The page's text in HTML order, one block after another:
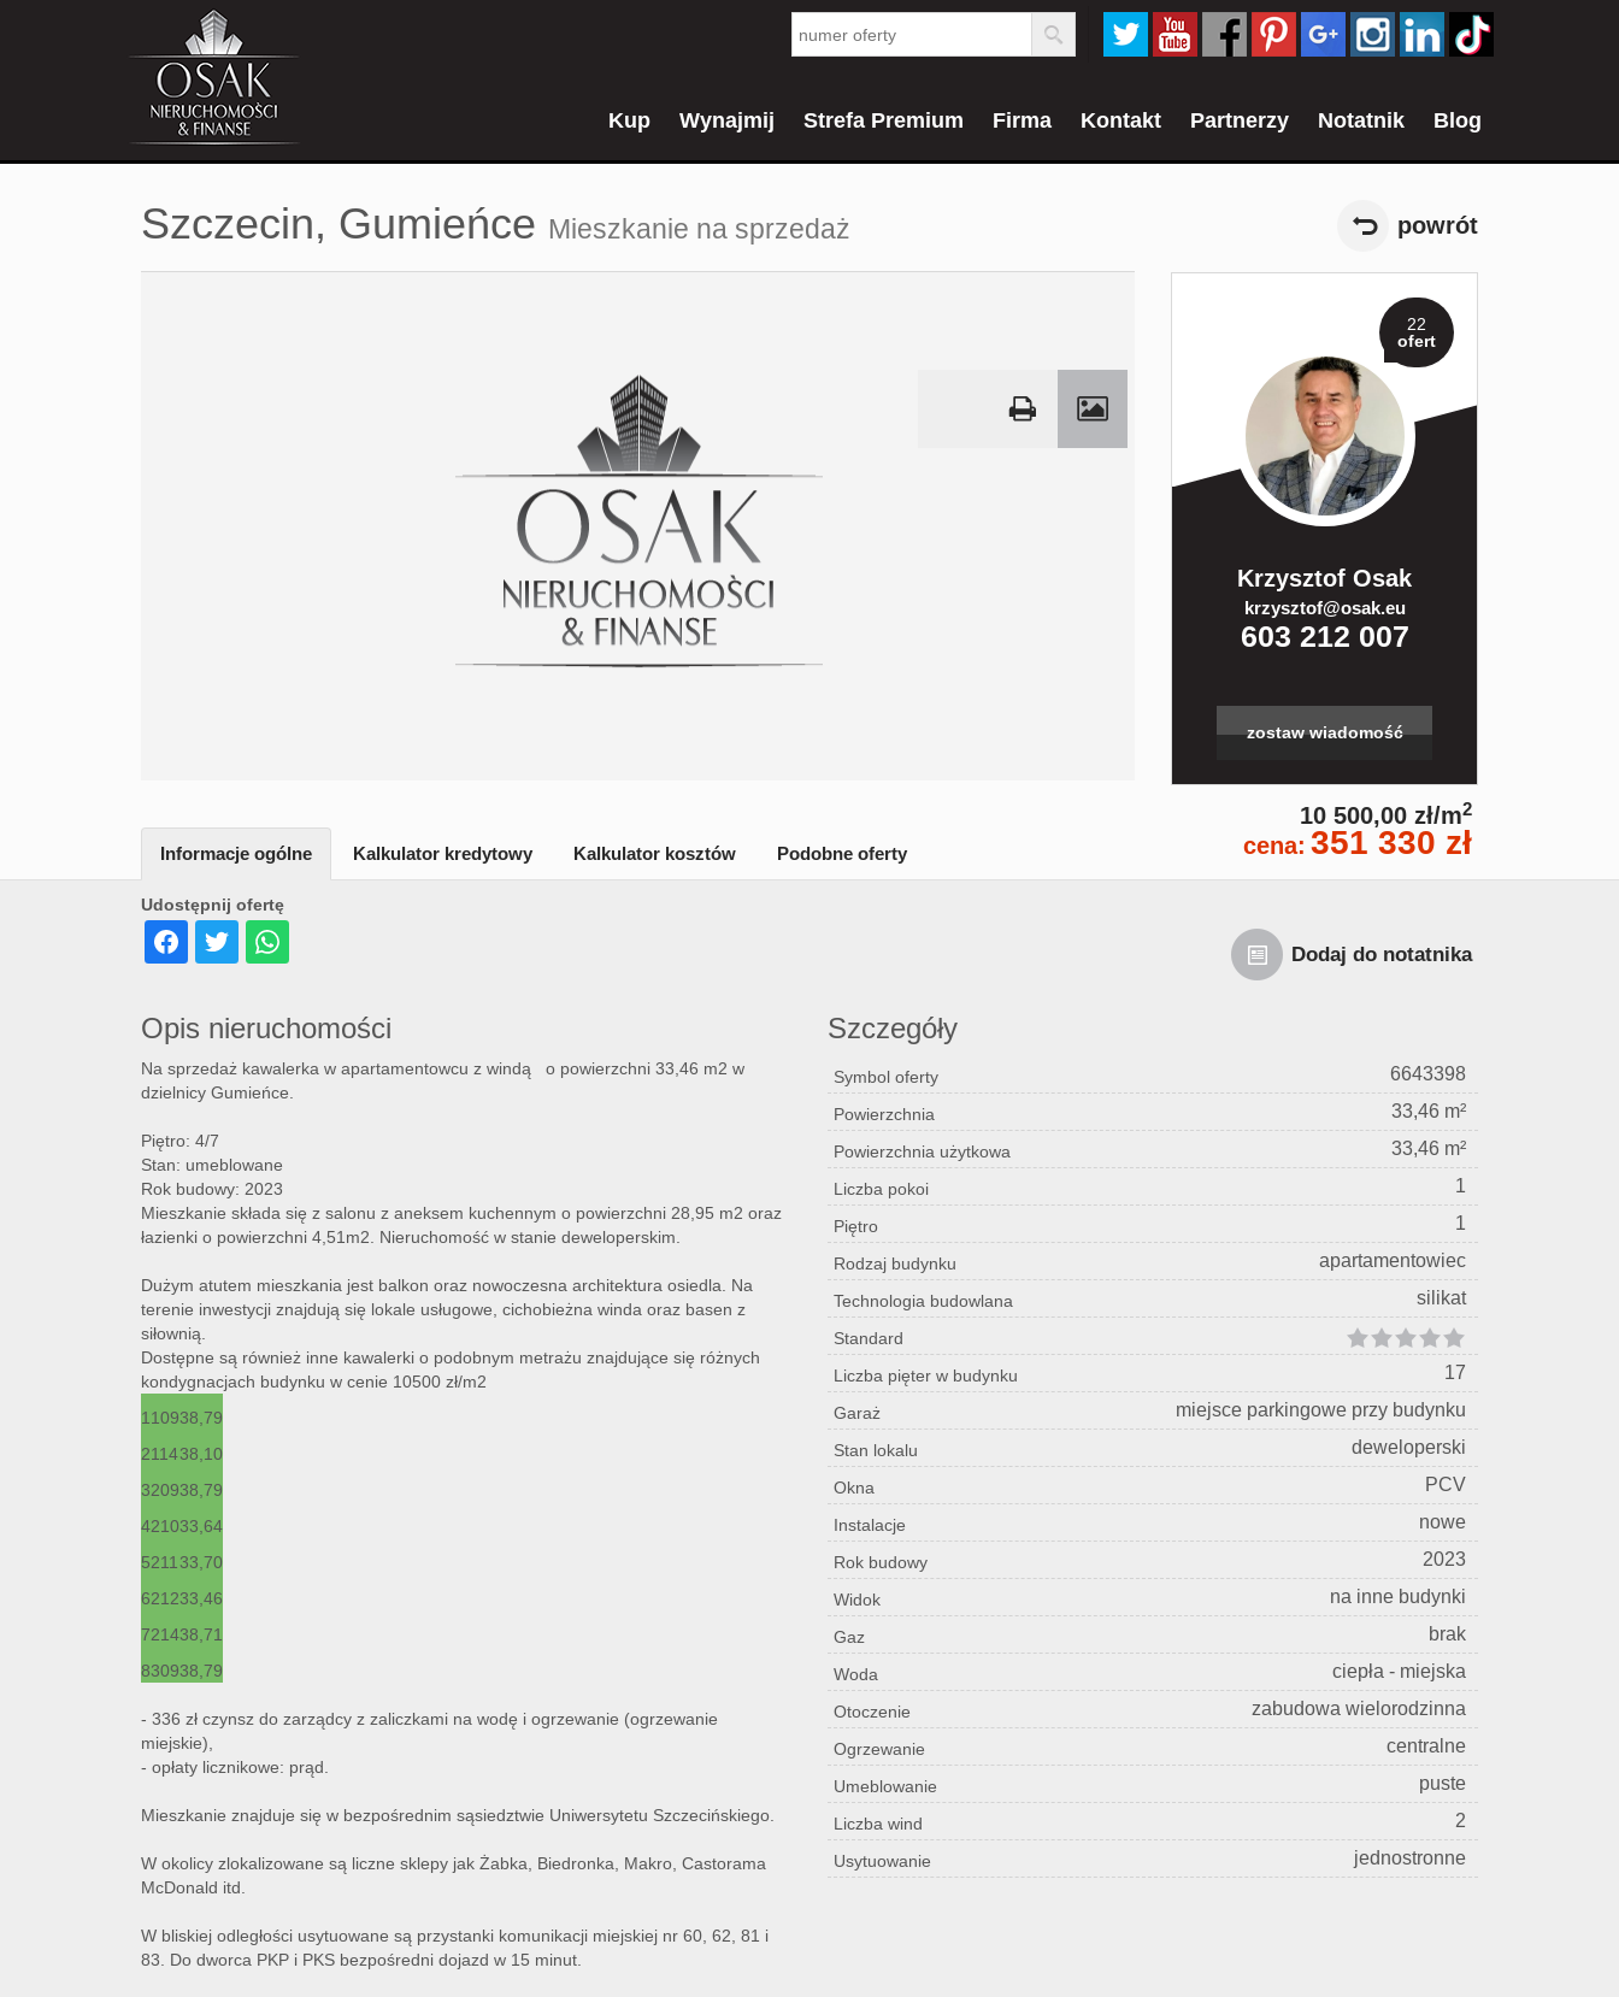
Kup Wynajmij Strefa Premium Firma Kontakt Partnerzy Notatnik Blog
Szczecin, Gumieńce Mieszkanie na sprzedaż powrót
22
ofert
Krzysztof Osak
krzysztof@osak.eu
603 212 007
zostaw wiadomość
10 500,00 zł/m2
cena: 351 330 zł
Dodaj do notatnika
Udostępnij ofertę
Informacje ogólne Kalkulator kredytowy Kalkulator kosztów Podobne oferty
Opis nieruchomości
Na sprzedaż kawalerka w apartamentowcu z windą o powierzchni 33,46 m2 w
dzielnicy Gumieńce.
Piętro: 4/7
Stan: umeblowane
Rok budowy: 2023
Mieszkanie składa się z salonu z aneksem kuchennym o powierzchni 28,95 m2 oraz
łazienki o powierzchni 4,51m2. Nieruchomość w stanie deweloperskim.
Dużym atutem mieszkania jest balkon oraz nowoczesna architektura osiedla. Na
terenie inwestycji znajdują się lokale usługowe, cichobieżna winda oraz basen z
siłownią.
Dostępne są również inne kawalerki o podobnym metrażu znajdujące się różnych
kondygnacjach budynku w cenie 10500 zł/m2
1 10938,79
211438,10
320938,79
421033,64
5211 33,70
621233,46
721438,71
830938,79
- 336 zł czynsz do zarządcy z zaliczkami na wodę i ogrzewanie (ogrzewanie
miejskie),
- opłaty licznikowe: prąd.
Mieszkanie znajduje się w bezpośrednim sąsiedztwie Uniwersytetu Szczecińskiego.
W okolicy zlokalizowane są liczne sklepy jak Żabka, Biedronka, Makro, Castorama
McDonald itd.
W bliskiej odległości usytuowane są przystanki komunikacji miejskiej nr 60, 62, 81 i
83. Do dworca PKP i PKS bezpośredni dojazd w 15 minut.
Szczegóły
Symbol oferty 6643398
Powierzchnia 33,46 m²
Powierzchnia użytkowa 33,46 m²
Liczba pokoi 1
Piętro 1
Rodzaj budynku apartamentowiec
Technologia budowlana silikat
Standard
Liczba pięter w budynku
17
Garaż miejsce parkingowe przy budynku
Stan lokalu deweloperski
Okna PCV
Instalacje nowe
Rok budowy 2023
Widok na inne budynki
Gaz brak
Woda ciepła - miejska
Otoczenie zabudowa wielorodzinna
Ogrzewanie centralne
Umeblowanie puste
Liczba wind 2
Usytuowanie jednostronne